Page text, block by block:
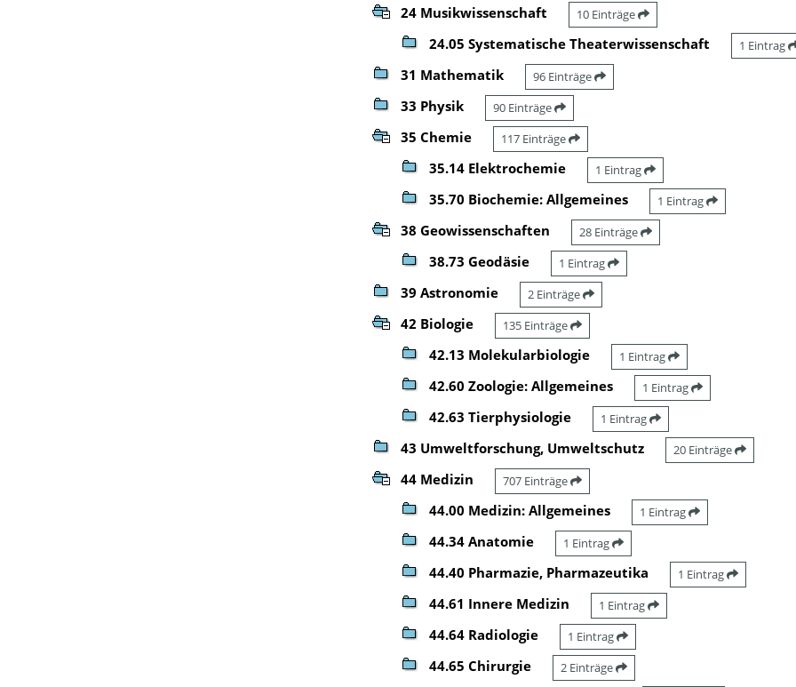
24 Musikwissenschaft 10 Einträge
24.05 Systematische Theaterwissenschaft 1 Eintrag
31 Mathematik 96 Einträge
33 Physik 90 Einträge
35 Chemie 117 Einträge
35.14 Elektrochemie 1 Eintrag
35.70 Biochemie: Allgemeines 1 Eintrag
38 Geowissenschaften 28 Einträge
38.73 Geodäsie 1 Eintrag
39 Astronomie 2 Einträge
42 Biologie 135 Einträge
42.13 Molekularbiologie 1 Eintrag
42.60 Zoologie: Allgemeines 1 Eintrag
42.63 Tierphysiologie 1 Eintrag
43 Umweltforschung, Umweltschutz 20 Einträge
44 Medizin 707 Einträge
44.00 Medizin: Allgemeines 1 Eintrag
44.34 Anatomie 1 Eintrag
44.40 Pharmazie, Pharmazeutika 1 Eintrag
44.61 Innere Medizin 1 Eintrag
44.64 Radiologie 1 Eintrag
44.65 Chirurgie 2 Einträge